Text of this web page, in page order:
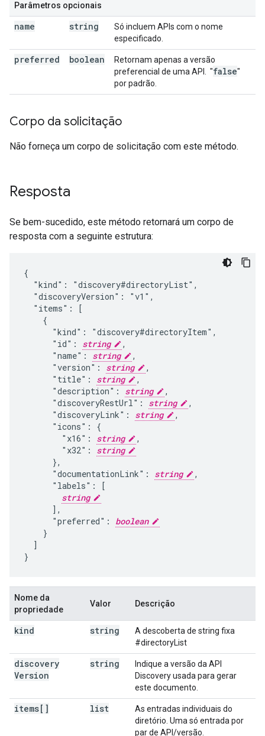
Parâmetros opcionais
name string
Só incluem APIs com o nome
especificado.
preferred boolean
Retornam apenas a versão
preferencial de uma API.
"false"
por padrão.
Corpo da solicitação
Não forneça um corpo de solicitação com este método.
Resposta
Se bem-sucedido, este método retornará um corpo de
resposta com a seguinte estrutura:
{
  "kind": "discovery#directoryList",
  "discoveryVersion": "v1",
  "items": [
    {
      "kind": "discovery#directoryItem",
      "id":
string
,
      "name":
string
,
      "version":
string
,
      "title":
string
,
      "description":
string
,
      "discoveryRestUrl":
string
,
      "discoveryLink":
string
,
      "icons": {
        "x16":
string
,
        "x32":
string
      },
      "documentationLink":
string
,
      "labels": [
string
      ],
      "preferred":
boolean
    }
  ]
}
Nome da
propriedade
Valor Descrição
kind string
A descoberta de string fixa
#directoryList
discovery
Version
string
Indique a versão da API
Discovery usada para gerar
este documento.
items[] list
As entradas individuais do
diretório. Uma só entrada por
par de API/versão.